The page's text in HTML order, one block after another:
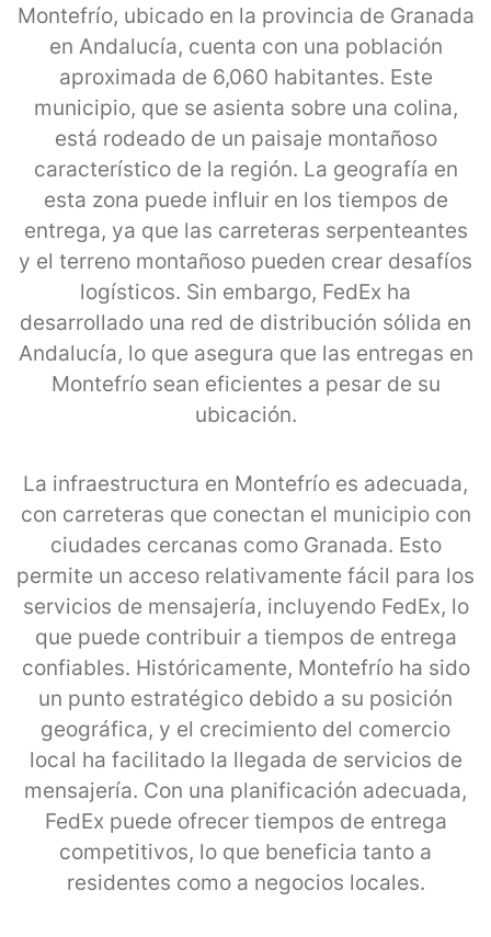
Montefrío, ubicado en la provincia de Granada
en Andalucía, cuenta con una población
aproximada de 6,060 habitantes. Este
municipio, que se asienta sobre una colina,
está rodeado de un paisaje montañoso
característico de la región. La geografía en
esta zona puede influir en los tiempos de
entrega, ya que las carreteras serpenteantes
y el terreno montañoso pueden crear desafíos
logísticos. Sin embargo, FedEx ha
desarrollado una red de distribución sólida en
Andalucía, lo que asegura que las entregas en
Montefrío sean eficientes a pesar de su
ubicación.
La infraestructura en Montefrío es adecuada,
con carreteras que conectan el municipio con
ciudades cercanas como Granada. Esto
permite un acceso relativamente fácil para los
servicios de mensajería, incluyendo FedEx, lo
que puede contribuir a tiempos de entrega
confiables. Históricamente, Montefrío ha sido
un punto estratégico debido a su posición
geográfica, y el crecimiento del comercio
local ha facilitado la llegada de servicios de
mensajería. Con una planificación adecuada,
FedEx puede ofrecer tiempos de entrega
competitivos, lo que beneficia tanto a
residentes como a negocios locales.